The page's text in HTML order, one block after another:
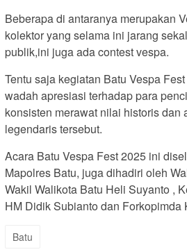
Beberapa di antaranya merupakan
kolektor yang selama ini jarang
publik,ini juga ada contest vespa.
Tentu saja kegiatan Batu Vespa
wadah apresiasi terhadap para
konsisten merawat nilai historis dan
legendaris tersebut.
Acara Batu Vespa Fest 2025 ini
Mapolres Batu, juga dihadiri oleh
Wakil Walikota Batu Heli Suyanto ,
HM Didik Subianto dan Forkopimda
Batu